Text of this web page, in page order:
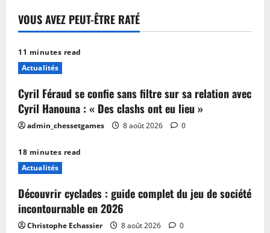
VOUS AVEZ PEUT-ÊTRE RATÉ
11 minutes read
Actualités
Cyril Féraud se confie sans filtre sur sa relation avec
Cyril Hanouna : « Des clashs ont eu lieu »
admin_chessetgames 8 août 2026 0
18 minutes read
Actualités
Découvrir cyclades : guide complet du jeu de société
incontournable en 2026
Christophe Echassier 8 août 2026 0